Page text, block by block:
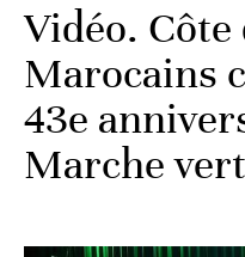
Vidéo. Côte
Marocains
43e
Marche